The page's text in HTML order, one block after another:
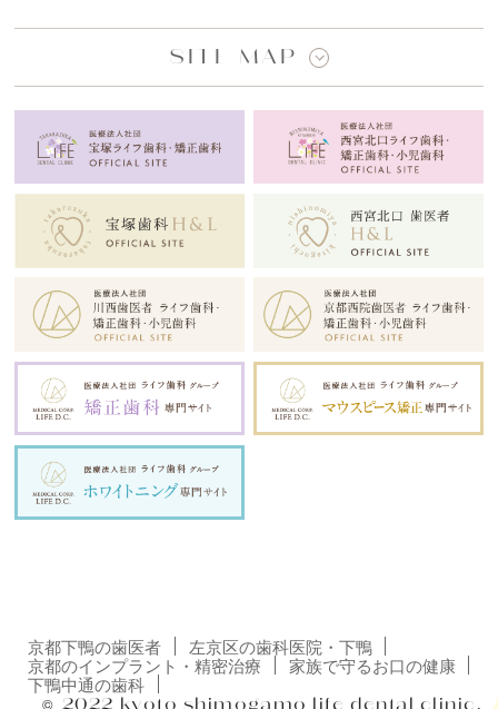
SITE MAP
京都下鴨の歯医者
左京区の歯科医院・下鴨
京都のインプラント・精密治療
家族で守るお口の健康
下鴨中通の歯科
© 2022 kyoto shimogamo life dental clinic.